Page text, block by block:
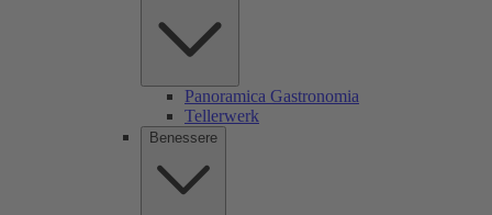
Panoramica Gastronomia
Tellerwerk
Benessere